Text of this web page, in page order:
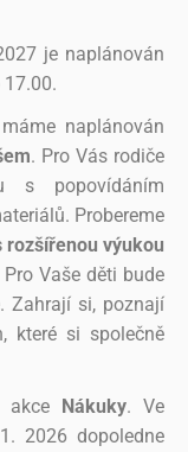
je naplánován
naplánován
. Pro Vás rodiče
s popovídáním
Probereme
výukou
Pro Vaše děti bude
Zahrají si, poznají
které si společně
akce Nákuky. Ve
2026 dopoledne